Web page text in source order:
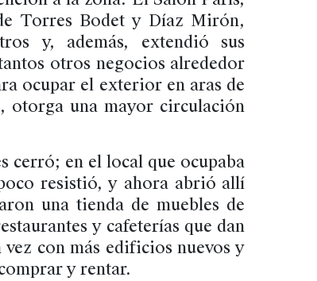
Torres Bodet y Díaz Mirón,
y, además, extendió sus
otros negocios alrededor
ocupar el exterior en aras de
otorga una mayor circulación
cerró; en el local que ocupaba
resistió, y ahora abrió allí
una tienda de muebles de
y cafeterías que dan
con más edificios nuevos y
y rentar.